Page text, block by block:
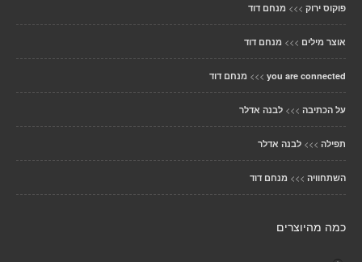
פוקוס ירוק >>> מנחם דוד
אוצר מילים >>> מנחם דוד
you are connected
>>> מנחם דוד
על הכתיבה >>> לבנה אדלר
תפילה >>> לבנה אדלר
השתחוויה >>> מנחם דוד
כמה מהיוצרים